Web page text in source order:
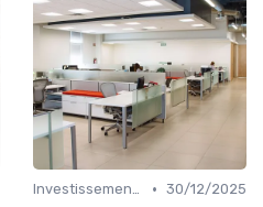
Investissements Immobiliers Stratégiques • 30/12/2025